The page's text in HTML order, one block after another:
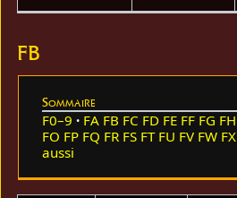
FB
Sommaire
F0–9 FA FB FC FD FE FF FG FH
FO FP FQ FR FS FT FU FV FW FX
aussi